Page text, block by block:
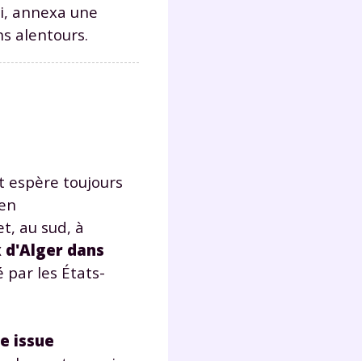
annexa une
alentours.
espère toujours
au sud, à
dans
par les États-
issue